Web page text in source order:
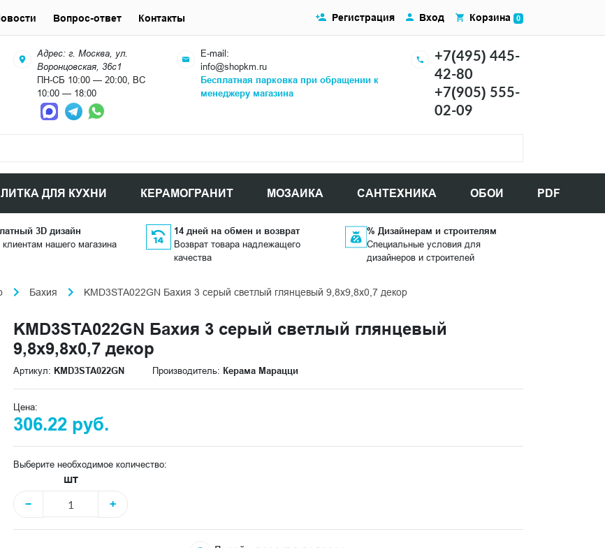
Адрес: г. Москва, ул.
Воронцовская, 36с1
ПН-СБ 10:00 — 20:00, ВС
10:00 — 18:00
E-mail:
info@shopkm.ru
Бесплатная парковка при обращении к
менеджеру магазина
+7(495) 445-
42-80
+7(905) 555-
02-09
ДЛЯ КУХНИ КЕРАМОГРАНИТ МОЗАИКА САНТЕХНИКА ОБОИ PDF
Регистрация Вход Корзина 0
Вопрос-ответ Контакты
3D дизайн
нашего магазина
14 дней на обмен и возврат
Возврат товара надлежащего
качества
% Дизайнерам и строителям
Специальные условия для
дизайнеров и строителей
Бахия KMD3STA022GN Бахия 3 серый светлый глянцевый 9,8x9,8x0,7 декор
KMD3STA022GN Бахия 3 серый светлый глянцевый
9,8x9,8x0,7 декор
Артикул: KMD3STA022GN Производитель: Керама Марацци
Цена:
306.22 руб.
Выберите необходимое количество:
шт
−
+